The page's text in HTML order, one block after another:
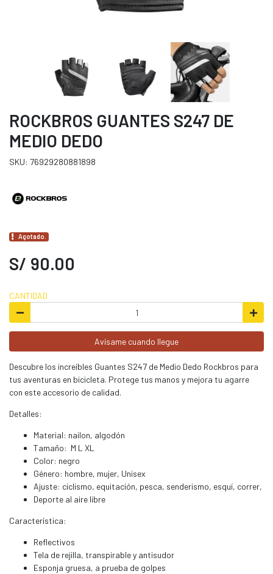
ROCKBROS GUANTES S247 DE
MEDIO DEDO
SKU: 76929280881898
Agotado.
S/ 90.00
CANTIDAD
Avísame cuando llegue
Descubre los increíbles Guantes S247 de Medio Dedo Rockbros para
tus aventuras en bicicleta. Protege tus manos y mejora tu agarre
con este accesorio de calidad.
Detalles:
Material: nailon, algodón
Tamaño: M L XL
Color: negro
Género: hombre, mujer, Unisex
Ajuste: ciclismo, equitación, pesca, senderismo, esquí, correr,
Deporte al aire libre
Característica:
Reflectivos
Tela de rejilla, transpirable y antisudor
Esponja gruesa, a prueba de golpes